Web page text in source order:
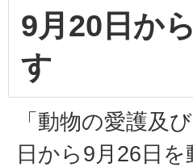
9月20日か
す
「動物の愛護及
日から9月26日